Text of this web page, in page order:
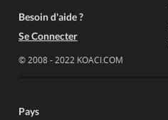
Besoin d'aide ?
Se Connecter
© 2008 - 2022 KOACI.COM
Pays